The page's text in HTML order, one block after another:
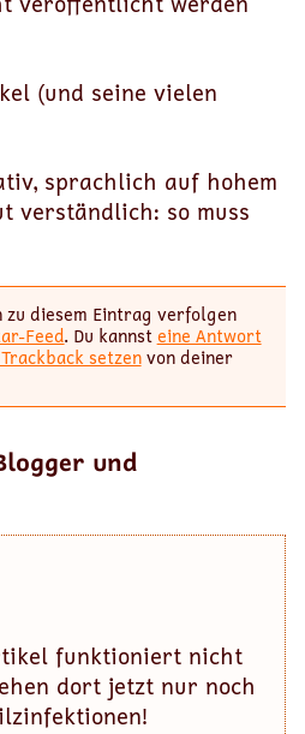
(und seine vielen
sprachlich auf hohem
verständlich: so muss
zu diesem Eintrag verfolgen
Feed. Du kannsteine Antwort
setzenvon deiner
und
funktioniert nicht
dort jetzt nur noch